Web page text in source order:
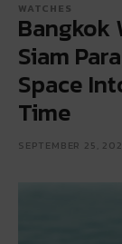
WATCHES
Bangkok
Siam
Space
Time
SEPTEMBER 25,